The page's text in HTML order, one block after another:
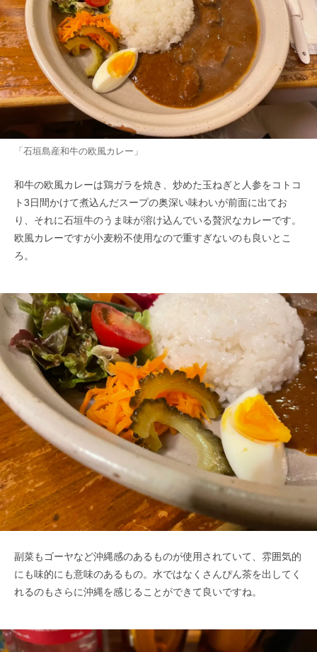
「石垣島産和牛の欧風カレー」
和牛の欧風カレーは鶏ガラを焼き、炒めた玉ねぎと人参をコトコ
ト3日間かけて煮込んだスープの奥深い味わいが前面に出てお
り、それに石垣牛のうま味が溶け込んでいる贅沢なカレーです。
欧風カレーですが小麦粉不使用なので重すぎないのも良いとこ
ろ。
副菜もゴーヤなど沖縄感のあるものが使用されていて、雰囲気的
にも味的にも意味のあるもの。水ではなくさんぴん茶を出してく
れるのもさらに沖縄を感じることができて良いですね。